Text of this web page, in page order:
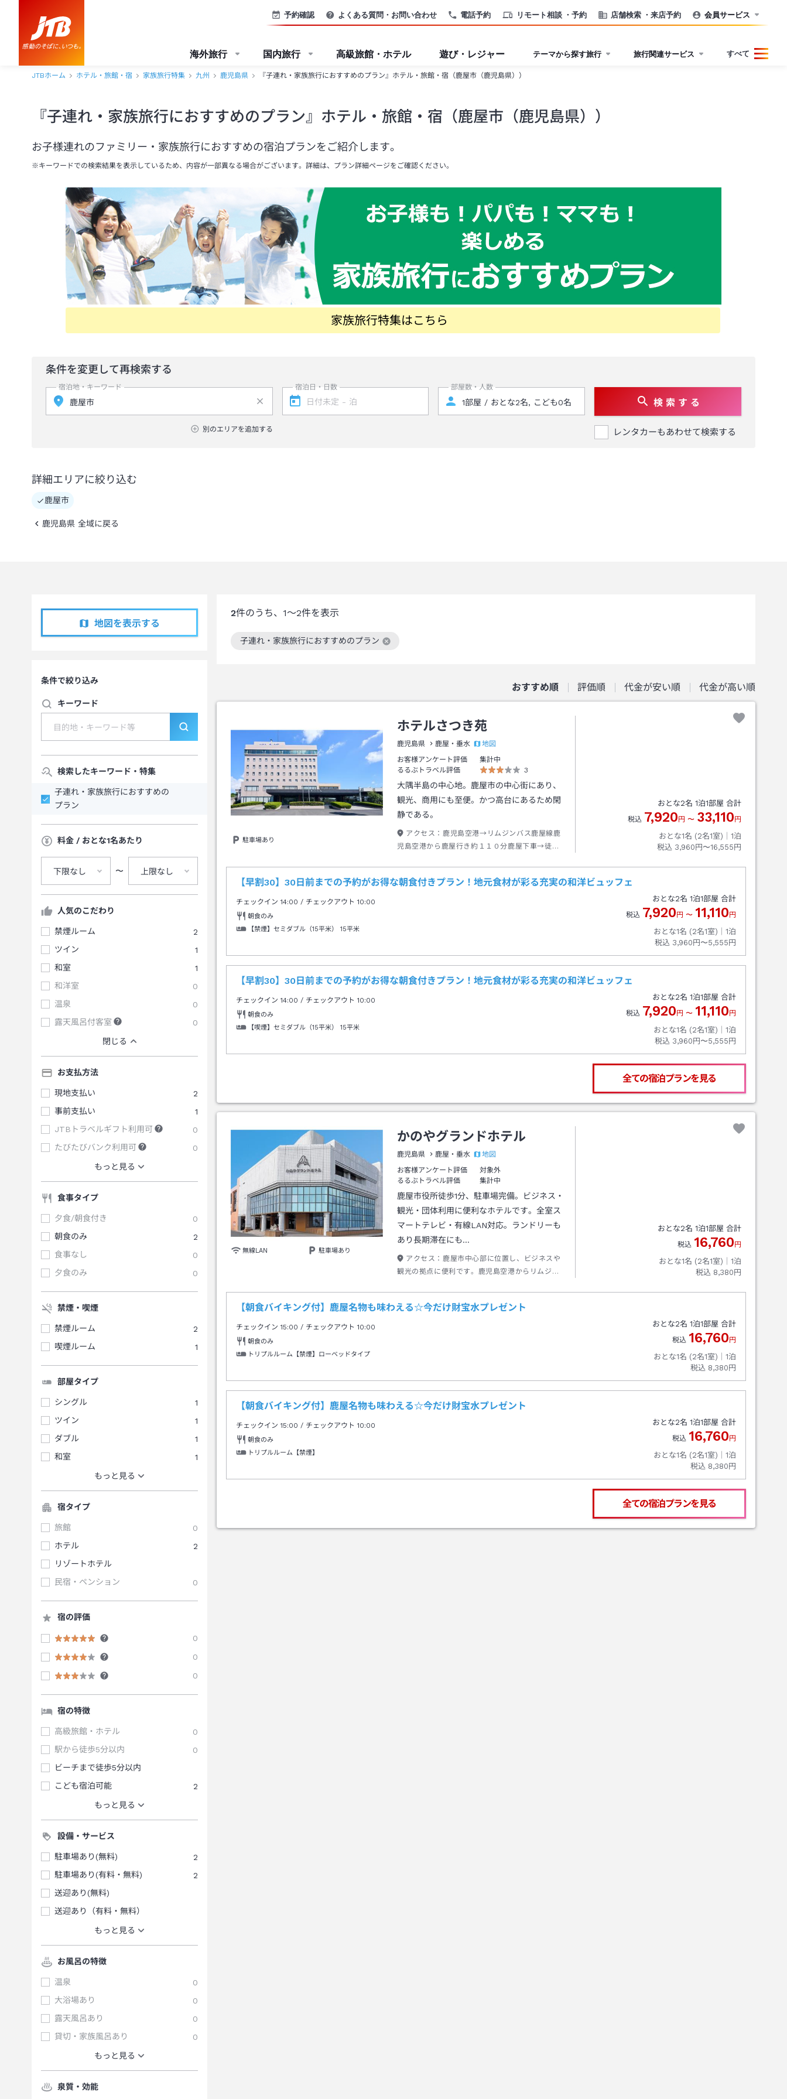
電話予約 リモート相談 ・予約 店舗検索 ・来店予約
予約確認 よくある質問・お問い合わせ 会員サービス
海外旅行 国内旅行 高級旅館・ホテル 遊び・レジャー テーマから探す旅行 旅行関連サービス すべて
JTBホーム ホテル・旅館・宿 家族旅行特集 九州 鹿児島県 『子連れ・家族旅行におすすめのプラン』ホテル・旅館・宿（鹿屋市（鹿児島県））
『子連れ・家族旅行におすすめのプラン』ホテル・旅館・宿（鹿屋市（鹿児島県））
お子様連れのファミリー・家族旅行におすすめの宿泊プランをご紹介します。
※キーワードでの検索結果を表示しているため、内容が一部異なる場合がございます。詳細は、プラン詳細ページをご確認ください。
家族旅行特集はこちら
条件を変更して再検索する
宿泊地・キーワード
別のエリアを追加する
宿泊日・日数 部屋数・人数
検 索 す る
レンタカーもあわせて検索する
詳細エリアに絞り込む
鹿屋市
鹿児島県 全域に戻る
地図を表示する
条件で絞り込み
キーワード
検索したキーワード・特集
子連れ・家族旅行におすすめの
プラン
料金 / おとな1名あたり
下限なし 〜 上限なし
人気のこだわり
禁煙ルーム
2
ツイン
1
和室
1
和洋室
0
温泉
0
露天風呂付客室
0
閉じる
お支払方法
現地支払い
2
事前支払い
1
JTBトラベルギフト利用可
0
たびたびバンク利用可
0
もっと見る
食事タイプ
夕食/朝食付き
0
朝食のみ
2
食事なし
0
夕食のみ
0
禁煙・喫煙
禁煙ルーム
2
喫煙ルーム
1
部屋タイプ
シングル
1
ツイン
1
ダブル
1
和室
1
もっと見る
宿タイプ
旅館
0
ホテル
2
リゾートホテル
民宿・ペンション
0
宿の評価
0
0
0
宿の特徴
高級旅館・ホテル
0
駅から徒歩5分以内
0
ビーチまで徒歩5分以内
こども宿泊可能
2
もっと見る
設備・サービス
駐車場あり(無料)
2
駐車場あり(有料・無料)
2
送迎あり(無料)
送迎あり（有料・無料）
もっと見る
お風呂の特徴
温泉
0
大浴場あり
0
露天風呂あり
0
貸切・家族風呂あり
0
もっと見る
泉質・効能
2件のうち、 1～2件を表示
子連れ・家族旅行におすすめのプラン
この絞り込み条件を解除
おすすめ順 評価順 代金が安い順 代金が高い順
駐車場あり
ホテルさつき苑
鹿児島県 鹿屋・垂水
地図
お客様アンケート評価
集計中
るるぶトラベル評価
3
大隅半島の中心地。鹿屋市の中心街にあり、
観光、商用にも至便。かつ高台にあるため閑
静である。
アクセス： 鹿児島空港→リムジンバス鹿屋線鹿
児島空港から鹿屋行き約１１０分鹿屋下車→徒歩
おとな2名 1泊1部屋 合計
税込 7,920 円 〜 33,110 円
おとな1名 (2名1室)｜ 1泊
税込 3,960円〜16,555円
【早割30】30日前までの予約がお得な朝食付きプラン！地元食材が彩る充実の和洋ビュッフェ
チェックイン14:00 / チェックアウト 10:00
朝食のみ
【禁煙】セミダブル（15平米）
15平米
おとな2名 1泊1部屋 合計
税込 7,920 円 〜 11,110 円
おとな1名 (2名1室)｜ 1泊
税込 3,960円〜5,555円
【早割30】30日前までの予約がお得な朝食付きプラン！地元食材が彩る充実の和洋ビュッフェ
チェックイン14:00 / チェックアウト 10:00
朝食のみ
【喫煙】セミダブル（15平米）
15平米
おとな2名 1泊1部屋 合計
税込 7,920 円 〜 11,110 円
おとな1名 (2名1室)｜ 1泊
税込 3,960円〜5,555円
全ての宿泊プランを見る
無線LAN 駐車場あり
かのやグランドホテル
鹿児島県 鹿屋・垂水
地図
お客様アンケート評価
対象外
るるぶトラベル評価
集計中
鹿屋市役所徒歩1分、駐車場完備。ビジネス・
観光・団体利用に便利なホテルです。全室ス
マートテレビ・有線LAN対応。ランドリーも
あり長期滞在にも…
アクセス： 鹿屋市中心部に位置し、ビジネスや
観光の拠点に便利です。鹿児島空港からリムジン
之原IC」より約10分、無料駐車場完備で安心で
おとな2名 1泊1部屋 合計
税込 16,760 円
おとな1名 (2名1室)｜ 1泊
税込 8,380円
【朝食バイキング付】鹿屋名物も味わえる☆今だけ財宝水プレゼント
チェックイン15:00 / チェックアウト 10:00
朝食のみ
トリプルルーム【禁煙】ローベッドタイプ
おとな2名 1泊1部屋 合計
税込 16,760 円
おとな1名 (2名1室)｜ 1泊
税込 8,380円
【朝食バイキング付】鹿屋名物も味わえる☆今だけ財宝水プレゼント
チェックイン15:00 / チェックアウト 10:00
朝食のみ
トリプルルーム【禁煙】
おとな2名 1泊1部屋 合計
税込 16,760 円
おとな1名 (2名1室)｜ 1泊
税込 8,380円
全ての宿泊プランを見る